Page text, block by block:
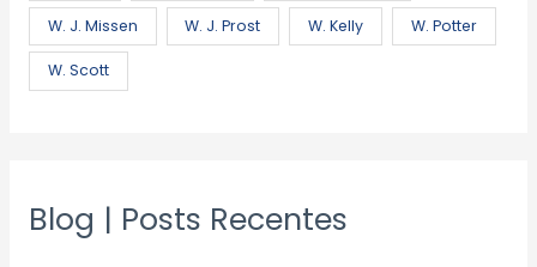
W. J. Missen W. J. Prost W. Kelly W. Potter
W. Scott
Blog | Posts Recentes